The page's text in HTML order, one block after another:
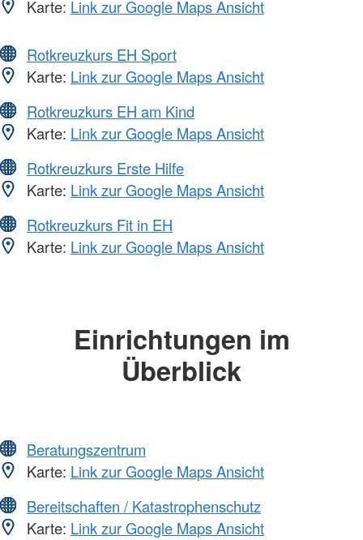
Karte: Link zur Google Maps Ansicht
Rotkreuzkurs EH Sport
Karte: Link zur Google Maps Ansicht
Rotkreuzkurs EH am Kind
Karte: Link zur Google Maps Ansicht
Rotkreuzkurs Erste Hilfe
Karte: Link zur Google Maps Ansicht
Rotkreuzkurs Fit in EH
Karte: Link zur Google Maps Ansicht
Einrichtungen im
Überblick
Beratungszentrum
Karte: Link zur Google Maps Ansicht
Bereitschaften / Katastrophenschutz
Karte: Link zur Google Maps Ansicht